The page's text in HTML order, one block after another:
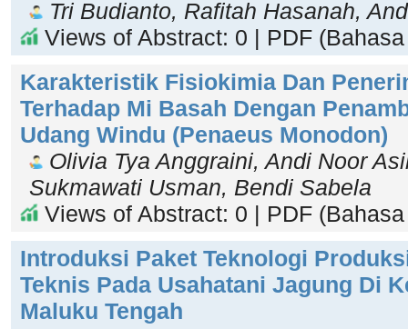
Tri Budianto, Rafitah Hasanah,
Views of Abstract: 0 | PDF
Karakteristik Fisiokimia Dan
Terhadap Mi Basah Dengan
Udang Windu (Penaeus Monodon)
Olivia Tya Anggraini, Andi Noor
Sukmawati Usman, Bendi Sabela
Views of Abstract: 0 | PDF
Introduksi Paket Teknologi
Teknis Pada Usahatani Jagung Di
Maluku Tengah